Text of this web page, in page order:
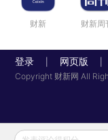
财新 财新周
登录 网页版
Copyright 财新网 All